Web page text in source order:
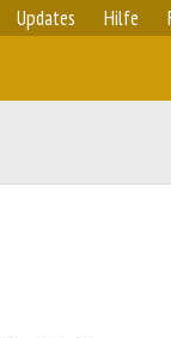
Updates Hilfe